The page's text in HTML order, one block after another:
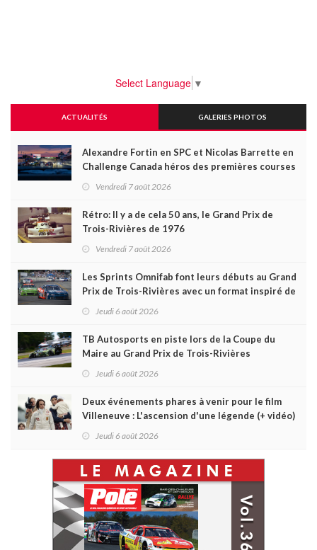
Select Language ▼
ACTUALITÉS GALERIES PHOTOS
Alexandre Fortin en SPC et Nicolas Barrette en
Challenge Canada héros des premières courses
Vendredi 7 août 2026
Rétro: Il y a de cela 50 ans, le Grand Prix de
Trois-Rivières de 1976
Vendredi 7 août 2026
Les Sprints Omnifab font leurs débuts au Grand
Prix de Trois-Rivières avec un format inspiré de
Jeudi 6 août 2026
TB Autosports en piste lors de la Coupe du
Maire au Grand Prix de Trois-Rivières
Jeudi 6 août 2026
Deux événements phares à venir pour le film
Villeneuve : L'ascension d'une légende (+ vidéo)
Jeudi 6 août 2026